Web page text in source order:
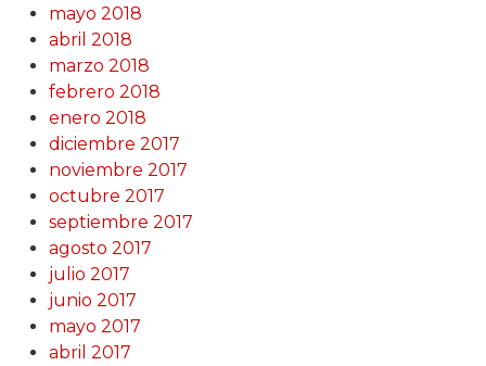
mayo 2018
abril 2018
marzo 2018
febrero 2018
enero 2018
diciembre 2017
noviembre 2017
octubre 2017
septiembre 2017
agosto 2017
julio 2017
junio 2017
mayo 2017
abril 2017